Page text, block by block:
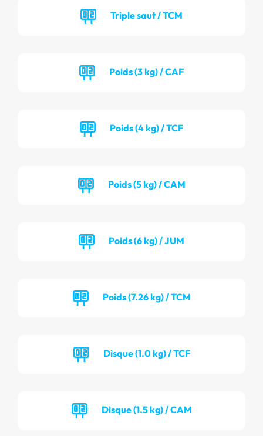
Triple saut / TCM
Poids (3 kg) / CAF
Poids (4 kg) / TCF
Poids (5 kg) / CAM
Poids (6 kg) / JUM
Poids (7.26 kg) / TCM
Disque (1.0 kg) / TCF
Disque (1.5 kg) / CAM